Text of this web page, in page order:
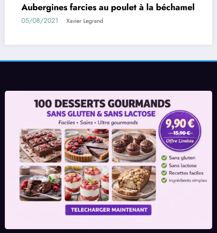
à la béchamel Rouleaux d’aubergines